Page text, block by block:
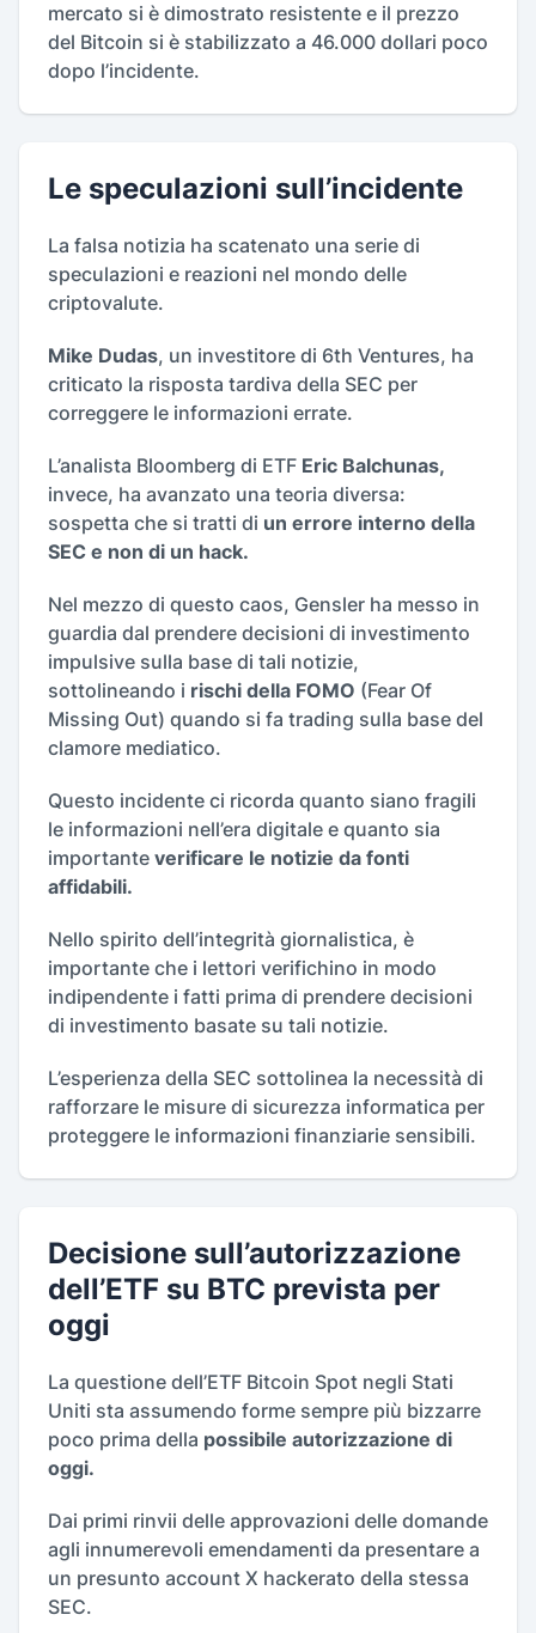
mercato si è dimostrato resistente e il prezzo
del Bitcoin si è stabilizzato a 46.000 dollari poco
dopo l’incidente.
Le speculazioni sull’incidente
La falsa notizia ha scatenato una serie di
speculazioni e reazioni nel mondo delle
criptovalute.
Mike Dudas, un investitore di 6th Ventures, ha
criticato la risposta tardiva della SEC per
correggere le informazioni errate.
L’analista Bloomberg di ETF Eric Balchunas,
invece, ha avanzato una teoria diversa:
sospetta che si tratti di un errore interno della
SEC e non di un hack.
Nel mezzo di questo caos, Gensler ha messo in
guardia dal prendere decisioni di investimento
impulsive sulla base di tali notizie,
sottolineando i rischi della FOMO (Fear Of
Missing Out) quando si fa trading sulla base del
clamore mediatico.
Questo incidente ci ricorda quanto siano fragili
le informazioni nell’era digitale e quanto sia
importante verificare le notizie da fonti
affidabili.
Nello spirito dell’integrità giornalistica, è
importante che i lettori verifichino in modo
indipendente i fatti prima di prendere decisioni
di investimento basate su tali notizie.
L’esperienza della SEC sottolinea la necessità di
rafforzare le misure di sicurezza informatica per
proteggere le informazioni finanziarie sensibili.
Decisione sull’autorizzazione
dell’ETF su BTC prevista per
oggi
La questione dell’ETF Bitcoin Spot negli Stati
Uniti sta assumendo forme sempre più bizzarre
poco prima della possibile autorizzazione di
oggi.
Dai primi rinvii delle approvazioni delle domande
agli innumerevoli emendamenti da presentare a
un presunto account X hackerato della stessa
SEC.